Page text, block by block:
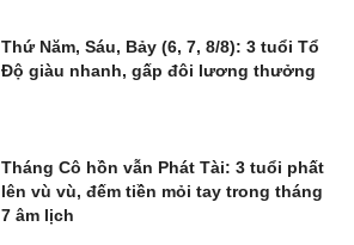
Thứ Năm, Sáu, Bảy (6, 7, 8/8): 3 tuổi Tổ
Độ giàu nhanh, gấp đôi lương thưởng
Tháng Cô hồn vẫn Phát Tài: 3 tuổi phất
lên vù vù, đếm tiền mỏi tay trong tháng
7 âm lịch